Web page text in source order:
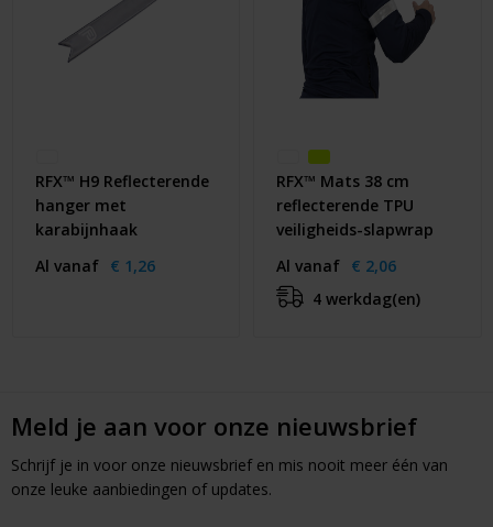
RFX™ H9 Reflecterende
hanger met
karabijnhaak
Al vanaf € 1,26
RFX™ Mats 38 cm
reflecterende TPU
veiligheids-slapwrap
Al vanaf € 2,06
4 werkdag(en)
Meld je aan voor onze nieuwsbrief
Schrijf je in voor onze nieuwsbrief en mis nooit meer één van
onze leuke aanbiedingen of updates.